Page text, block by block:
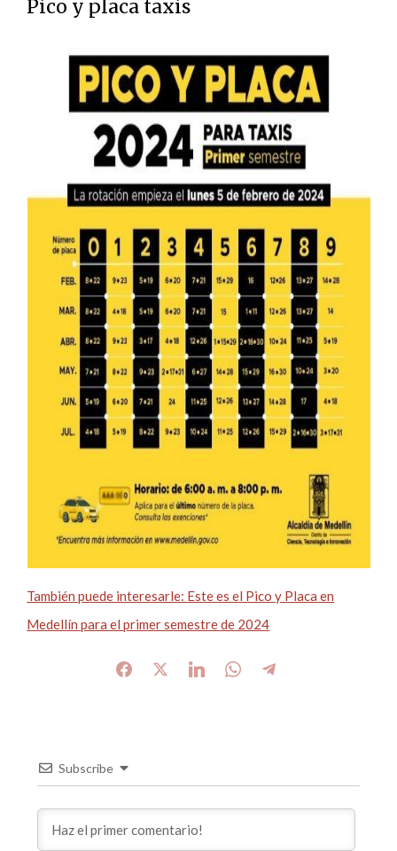
Pico y placa taxis
También puede interesarle: Este es el Pico y Placa en
Medellín para el primer semestre de 2024
Subscribe